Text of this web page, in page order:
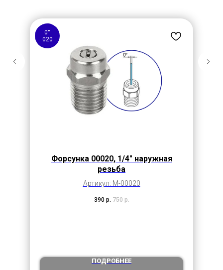
0°
020
Форсунка 00020, 1/4" наружная
резьба
Артикул: M-00020
390 р. 750 р.
ПОДРОБНЕЕ